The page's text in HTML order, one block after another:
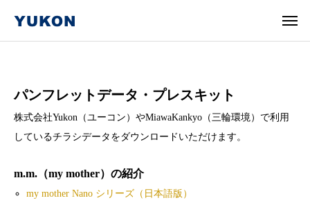
パンフレットデータ・プレスキット
株式会社Yukon（ユーコン）やMiawaKankyo（三輪環境）で利用
しているチラシデータをダウンロードいただけます。
m.m.（my mother）の紹介
my mother Nano シリーズ（日本語版）